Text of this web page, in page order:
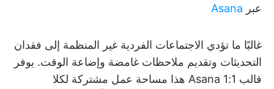
عبر Asana
غالبًا ما تؤدي الاجتماعات الفردية غير المنظمة إلى فقدان
التحديثات وتقديم ملاحظات غامضة وإضاعة الوقت. يوفر
قالب Asana 1:1 هذا مساحة عمل مشتركة لكلا